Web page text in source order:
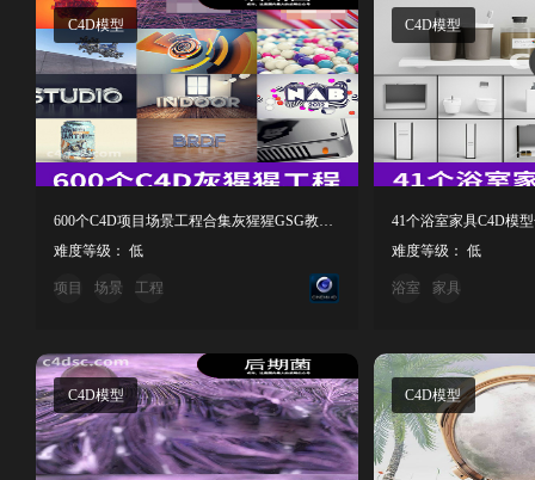
C4D模型
600个C4D项目场景工程合集灰猩猩GSG教程工程创意场景3D模型
难度等级： 低
项目 场景 工程
C4D模型
难度等级： 低
浴室 家具
C4D模型 C4D模型